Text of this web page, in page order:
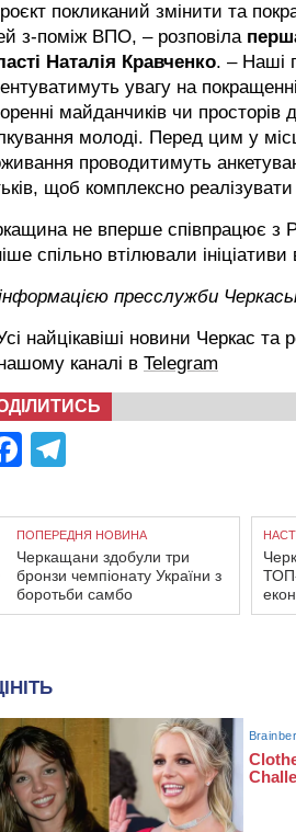
покликаний змінити та
з-поміж ВПО, – розповіла
Наталія Кравченко. – Наші
увагу на
майданчиків чи просторів
молоді. Перед цим у
проводитимуть
щоб комплексно
не вперше співпрацює з
спільно втілювали ініціативи
пресслужби
найцікавіші новини Черкас та
каналі в Telegram
Facebook
ПОПЕРЕДНЯ НОВИНА
Черкащани здобули три
бронзи чемпіонату України з
боротьби самбо